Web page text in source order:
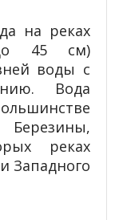
на реках
45 см)
воды с
Вода
Березины,
реках
Западного